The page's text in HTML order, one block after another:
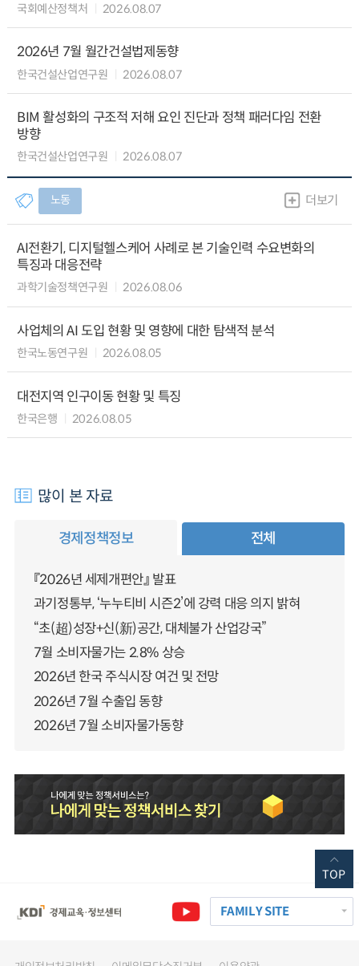
국회예산정책처 2026.08.07
2026년 7월 월간건설법제동향
한국건설산업연구원 2026.08.07
BIM 활성화의 구조적 저해 요인 진단과 정책 패러다임 전환
방향
한국건설산업연구원 2026.08.07
노동 더보기
AI전환기, 디지털헬스케어 사례로 본 기술인력 수요변화의
특징과 대응전략
과학기술정책연구원 2026.08.06
사업체의 AI 도입 현황 및 영향에 대한 탐색적 분석
한국노동연구원 2026.08.05
대전지역 인구이동 현황 및 특징
한국은행 2026.08.05
많이 본 자료
경제정책정보 전체
『2026년 세제개편안』 발표
과기정통부, ‘누누티비 시즌2’에 강력 대응 의지 밝혀
“초(超)성장+신(新)공간, 대체불가 산업강국”
7월 소비자물가는 2.8% 상승
2026년 한국 주식시장 여건 및 전망
2026년 7월 수출입 동향
2026년 7월 소비자물가동향
FAMILY SITE
TOP